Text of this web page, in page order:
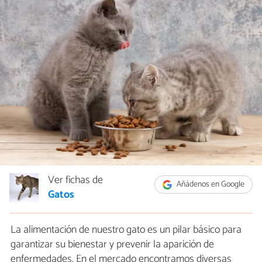
Añádenos en Google
Ver fichas de
Gatos
La alimentación de nuestro gato es un pilar básico para
garantizar su bienestar y prevenir la aparición de